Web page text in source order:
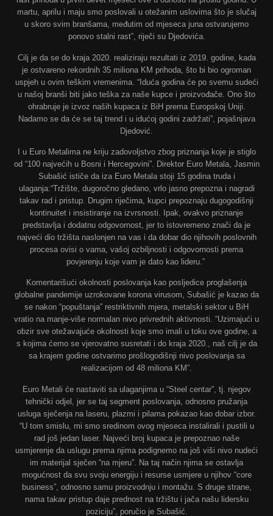
martu, aprilu i maju smo poslovali u otežanim uslovima što je slučaj
u skoro svim branšama, međutim od mjeseca juna ostvarujemo
ponovo stalni rast”, riječi su Djedovića.
Cilj je da se do kraja 2020. realiziraju rezultati iz 2019. godine, kada
je ostvareno rekordnih 35 miliona KM prihoda, što bi bio ogroman
uspjeh u ovim teškim vremenima. “Iduća godina će po svemu sudeći
u našoj branši biti jako teška za naše kupce i proizvođače. Ono što
ohrabruje je izvoz naših kupaca iz BiH prema Europskoj Uniji.
Nadamo se da će se taj trend i u idućoj godini zadržati”, pojašnjava
Djedović.
I u Euro Metalima ne kriju zadovoljstvo zbog priznanja koje je stiglo
od “100 najvećih u Bosni i Hercegovini”. Direktor Euro Metala, Jasmin
Subašić ističe da iza Euro Metala stoji 15 godina truda i
ulaganja:“Tržište, dugoročno gledano, vrlo jasno prepozna i nagradi
takav rad i pristup. Drugim riječima, kupci prepoznaju dugogodišnji
kontinuitet i insistiranje na izvrsnosti. Ipak, ovakvo priznanje
predstavlja i dodatnu odgovornost, jer to istovremeno znači da je
najveći dio tržišta naslonjen na vas i da dobar dio njihovih poslovnih
procesa ovisi o vama, vašoj ozbiljnosti i odgovornosti prema
povjerenju koje vam je dato kao lideru.”
Komentarišući okolnosti poslovanja kao posljedice proglašenja
globalne pandemije uzrokovane korona virusom, Subašić je kazao da
se nakon “popuštanja” restriktivnih mjera, metalski sektor u BiH
vratio na manje-više normalan nivo privrednih aktivnosti. “Uzimajući u
obzir sve otežavajuće okolnosti koje smo imali u toku ove godine, a
s kojima ćemo se vjerovatno susretati i do kraja 2020., naš cilj je da
sa krajem godine ostvarimo prošlogodišnji nivo poslovanja sa
realizacijom od 48 miliona KM”.
Euro Metali će nastaviti sa ulaganjima u “Steel centar”, tj. njegov
tehnički odjel, jer se taj segment poslovanja, odnosno pružanja
usluga sječenja na laseru, plazmi i pilama pokazao kao dobar izbor.
“U tom smislu, mi smo sredinom ovog mjeseca instalirali i pustili u
rad još jedan laser. Najveći broj kupaca je prepoznao naše
usmjerenje da uslugu prema njima podignemo na još viši nivo nudeći
im materijal sječen “na mjeru”. Na taj način njima se ostavlja
mogućnost da svu svoju energiju i resurse usmjere u njihov “core
business”, odnosno samu proizvodnju i montažu. S druge strane,
nama takav pristup daje prednost na tržištu i jača našu lidersku
poziciju”, poručio je Subašić.